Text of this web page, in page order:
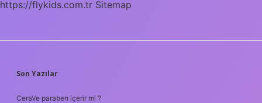
https://flykids.com.tr Sitemap
SIDEBAR
Son Yazılar
CeraVe paraben içerir mi ?